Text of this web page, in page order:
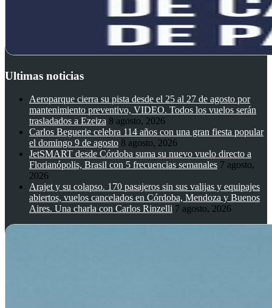
Ultimas noticias
Aeroparque cierra su pista desde el 25 al 27 de agosto por
mantenimiento preventivo, VIDEO. Todos los vuelos serán
trasladados a Ezeiza 8 agosto, 2026
Carlos Beguerie celebra 114 años con una gran fiesta popular
el domingo 9 de agosto 8 agosto, 2026
JetSMART desde Córdoba suma su nuevo vuelo directo a
Florianópolis, Brasil con 5 frecuencias semanales 7 agosto,
2026
Arajet y su colapso. 170 pasajeros sin sus valijas y equipajes
abiertos, vuelos cancelados en Córdoba, Mendoza y Buenos
Aires. Una charla con Carlos Rinzelli 7 agosto, 2026